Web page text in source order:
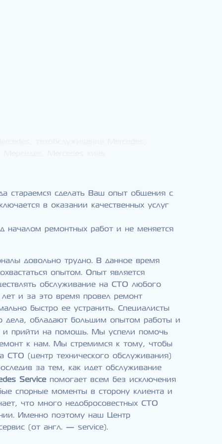
стараемся сделать Ваш опыт общения с
в оказании качественных услуг
началом ремонтных работ и не меняется
довольно трудно. В данное время
опытом. Опыт является
обслуживание на СТО любого
и за это время провел ремонт
быстро ее устранить. Специалисты
дела, обладают большим опытом работы и
и прийти на помощь. Мы успели помочь
к нам. Мы стремимся к тому, чтобы
(центр технического обслуживания)
за тем, как идет обслуживание
Serviceпомогает всем без исключения
спорные моменты в сторону клиента и
что много недобросовестных СТО
Именно поэтому наш Центр
(от англ. — service).